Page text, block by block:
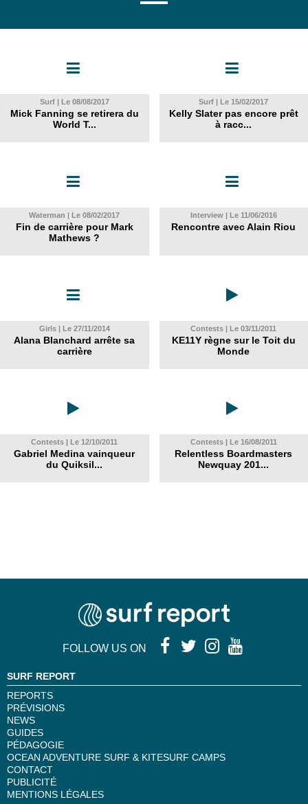
Surf | Le 08/08/2017
Mick Fanning se retirera du
World T...
Surf | Le 15/02/2017
Kelly Slater pas encore prêt
à racc...
Waterman | Le 08/02/2017
Fin de carrière pour Mark
Mathews ?
Interview | Le 11/06/2016
Rencontre avec Alain Riou
Girls | Le 27/11/2014
Alana Blanchard arrête sa
carrière
Contests | Le 03/11/2011
KE11Y règne sur le Toit du
Monde
Contests | Le 12/10/2011
Gabriel Medina vainqueur
du Quiksil...
Contests | Le 16/08/2011
Relentless Boardmasters
Newquay 201...
FOLLOW US ON
SURF REPORT
REPORTS
PRÉVISIONS
NEWS
GUIDES
PÉDAGOGIE
OCEAN ADVENTURE SURF & KITESURF CAMPS
CONTACT
PUBLICITÉ
MENTIONS LÉGALES